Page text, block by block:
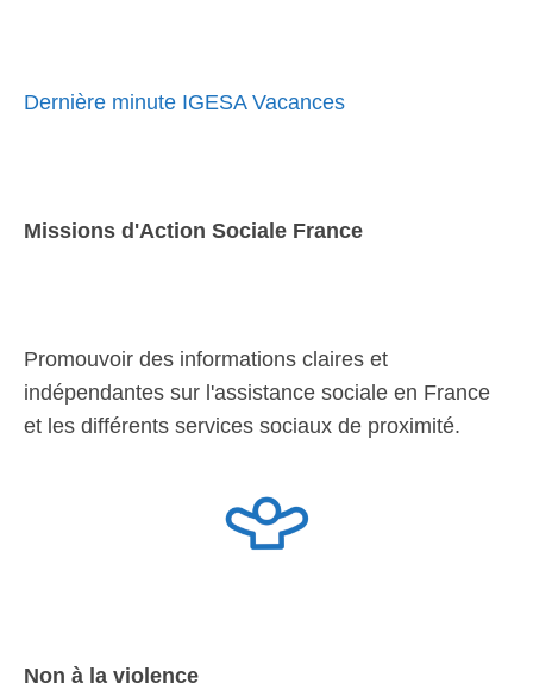
Dernière minute IGESA Vacances
Missions d'Action Sociale France
Promouvoir des informations claires et
indépendantes sur l'assistance sociale en France
et les différents services sociaux de proximité.
Non à la violence